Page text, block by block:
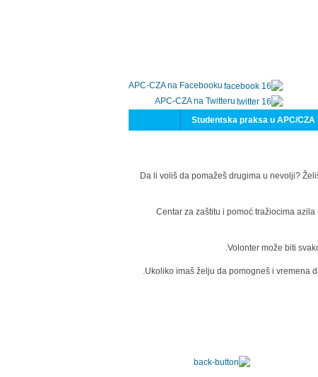
APC-CZA na Facebooku
APC-CZA na Twitteru
Studentska praksa u APC/CZA
Da li voliš da pomažeš drugima u nevolji?
Centar za zaštitu i pomoć tražiocima
Volonter može biti
Ukoliko imaš želju da pomogneš i vremena